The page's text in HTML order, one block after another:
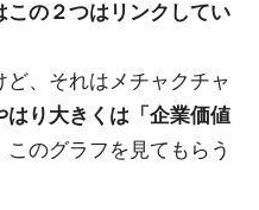
この２つはリンクしてい
、それはメチャクチャ
はり大きくは「企業価値
このグラフを見てもらう